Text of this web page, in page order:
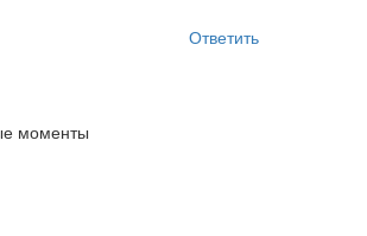
Ответить
моменты